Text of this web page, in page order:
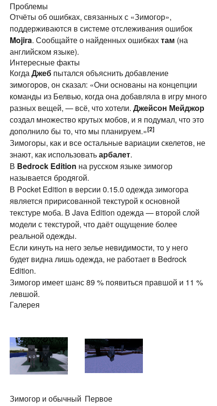
Проблемы
Отчёты об ошибках, связанных с «Зимогор»,
поддерживаются в системе отслеживания ошибок
Mojira. Сообщайте о найденных ошибкахтам (на
английском языке).
Интересные факты
КогдаДжеб пытался объяснить добавление
зимогоров, он сказал: «Они основаны на концепции
команды из Белвью, когда она добавляла в игру много
разных вещей, — всё, что хотели. Джейсон Мейджор
создал множество крутых мобов, и я подумал, что это
дополнило бы то, что мы планируем.»[2]
Зимогоры, как и все остальные вариации скелетов, не
знают, как использоватьарбалет.
В Bedrock Edition на русском языке зимогор
называется бродягой.
В Pocket Edition в версии 0.15.0 одежда зимогора
является пририсованной текстурой к основной
текстуре моба. В Java Edition одежда — второй слой
модели с текстурой, что даёт ощущение более
реальной одежды.
Если кинуть на него зелье невидимости, то у него
будет видна лишь одежда, не работает в Bedrock
Edition.
Зимогор имеет шанс 89 % появиться правшой и 11 %
левшой.
Галерея
Зимогор и обычный Первое